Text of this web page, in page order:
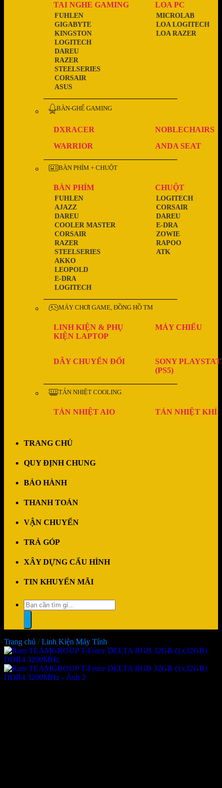
TAI NGHE GAMING
ASUS
CORSAIR
STEELSERIES
RAZER
DAREU
LOGITECH
KINGSTON
GIGABYTE
FUHLEN
LOA PC
LOA RAZER
LOA LOGITECH
MICROLAB
BÀN-GHẾ GAMING
DXRACER
NOBLECHAIRS
WARRIOR
ANDA SEAT
BÀN PHÍM + CHUỘT
BÀN PHÍM
LOGITECH
E-DRA
LEOPOLD
AKKO
STEELSERIES
RAZER
CORSAIR
COOLER MASTER
DAREU
AJAZZ
FUHLEN
CHUỘT
ATK
RAPOO
ZOWIE
E-DRA
DAREU
CORSAIR
LOGITECH
MÁY CHƠI GAME, ĐỒNG HỒ TM
LINH KIỆN & PHỤ
KIỆN LAPTOP
MÁY CHIẾU
DÂY CHUYỂN ĐỔI
SONY
(PS5)
TẢN NHIỆT COOLING
TẢN NHIỆT AIO TẢN NHIỆT KHÍ
TRANG CHỦ
QUY ĐỊNH CHUNG
BẢO HÀNH
THANH TOÁN
VẬN CHUYỂN
TRẢ GÓP
XÂY DỰNG CẤU HÌNH
TIN KHUYẾN MÃI
Tìm
kiếm:
Trang chủ / Linh Kiện Máy Tính